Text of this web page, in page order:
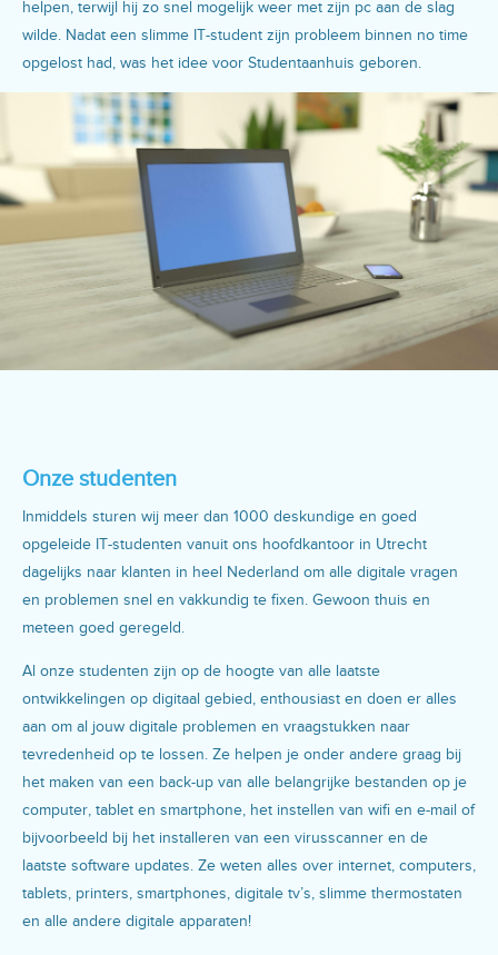
helpen, terwijl hij zo snel mogelijk weer met zijn pc aan de slag
wilde. Nadat een slimme IT-student zijn probleem binnen no time
opgelost had, was het idee voor Studentaanhuis geboren.
Onze studenten
Inmiddels sturen wij meer dan 1000 deskundige en goed
opgeleide IT-studenten vanuit ons hoofdkantoor in Utrecht
dagelijks naar klanten in heel Nederland om alle digitale vragen
en problemen snel en vakkundig te fixen. Gewoon thuis en
meteen goed geregeld.
Al onze studenten zijn op de hoogte van alle laatste
ontwikkelingen op digitaal gebied, enthousiast en doen er alles
aan om al jouw digitale problemen en vraagstukken naar
tevredenheid op te lossen. Ze helpen je onder andere graag bij
het maken van een back-up van alle belangrijke bestanden op je
computer, tablet en smartphone, het instellen van wifi en e-mail of
bijvoorbeeld bij het installeren van een virusscanner en de
laatste software updates. Ze weten alles over internet, computers,
tablets, printers, smartphones, digitale tv’s, slimme thermostaten
en alle andere digitale apparaten!